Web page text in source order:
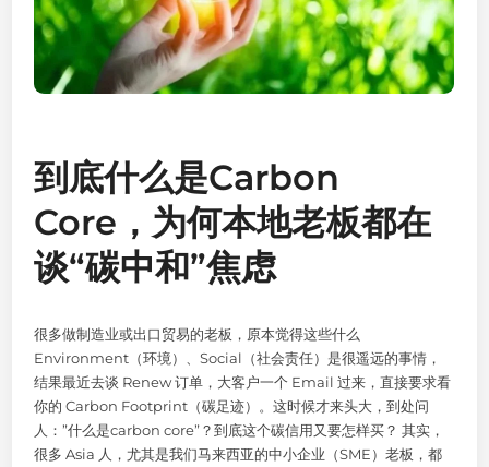
到底什么是Carbon
Core，为何本地老板都在
谈“碳中和”焦虑
很多做制造业或出口贸易的老板，原本觉得这些什么
Environment（环境）、Social（社会责任）是很遥远的事情，
结果最近去谈 Renew 订单，大客户一个 Email 过来，直接要求看
你的 Carbon Footprint（碳足迹）。这时候才来头大，到处问
人：”什么是carbon core”？到底这个碳信用又要怎样买？ 其实，
很多 Asia 人，尤其是我们马来西亚的中小企业（SME）老板，都